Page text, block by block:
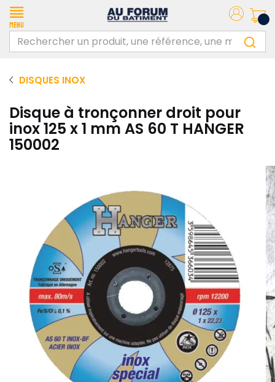
Menu
DISQUES INOX
Disque à tronçonner droit pour
inox 125 x 1 mm AS 60 T HANGER
150002